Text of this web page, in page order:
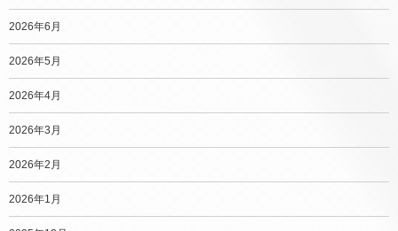
2026年6月
2026年5月
2026年4月
2026年3月
2026年2月
2026年1月